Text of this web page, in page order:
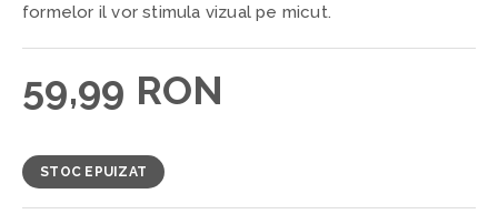
formelor il vor stimula vizual pe micut.
59,99 RON
STOC EPUIZAT